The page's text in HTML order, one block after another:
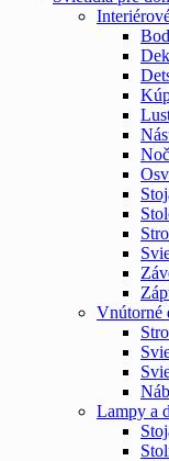
Vnútorné
Lampy a